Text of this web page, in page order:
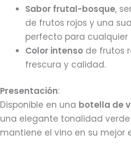
Sabor frutal-bosque,
de frutos rojos y una
perfecto para cualquier
Color intenso de frutos
frescura y calidad.
Presentación:
Disponible en una botella de
una elegante tonalidad
mantiene el vino en su mejor